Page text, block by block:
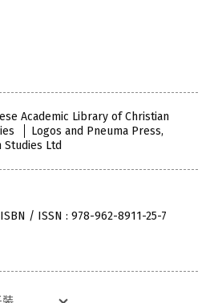
Academic Library of Christian
Logos and Pneuma Press,
Ltd
ISBN / ISSN : 978-962-8911-25-7